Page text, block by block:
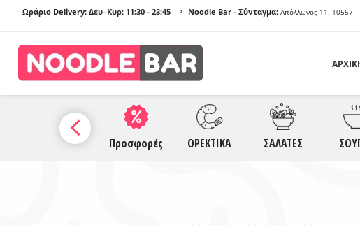
Ωράριο Delivery: Δευ–Κυρ: 11:30 - 23:45 Noodle Bar - Σύνταγμα: Απόλλωνος 11, 10557
ΠΡΟΣΦΟΡΕΣ
SAUCES Προσφορές ΟΡΕΚΤΙΚΑ ΣΑΛΑΤΕΣ